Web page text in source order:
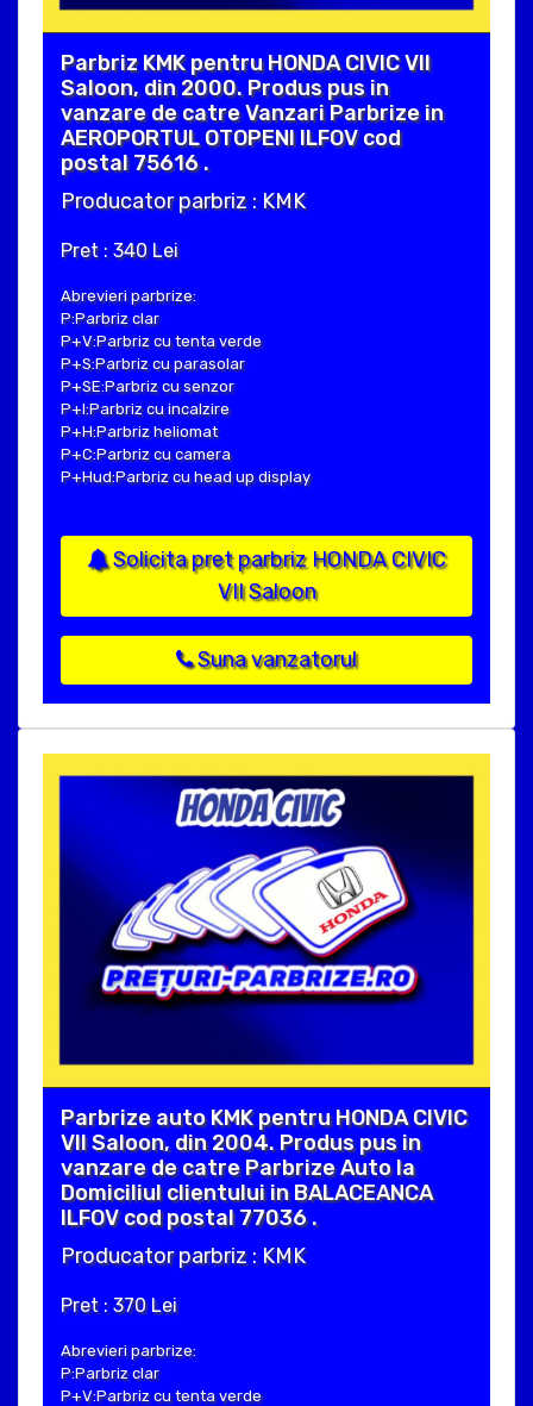
Parbriz KMK pentru HONDA CIVIC VII
Saloon, din 2000. Produs pus in
vanzare de catre Vanzari Parbrize in
AEROPORTUL OTOPENI ILFOV cod
postal 75616 .
Producator parbriz : KMK
Pret : 340 Lei
Abrevieri parbrize:
P:Parbriz clar
P+V:Parbriz cu tenta verde
P+S:Parbriz cu parasolar
P+SE:Parbriz cu senzor
P+I:Parbriz cu incalzire
P+H:Parbriz heliomat
P+C:Parbriz cu camera
P+Hud:Parbriz cu head up display
Solicita pret parbriz HONDA CIVIC
VII Saloon
Suna vanzatorul
Parbrize auto KMK pentru HONDA CIVIC
VII Saloon, din 2004. Produs pus in
vanzare de catre Parbrize Auto la
Domiciliul clientului in BALACEANCA
ILFOV cod postal 77036 .
Producator parbriz : KMK
Pret : 370 Lei
Abrevieri parbrize:
P:Parbriz clar
P+V:Parbriz cu tenta verde